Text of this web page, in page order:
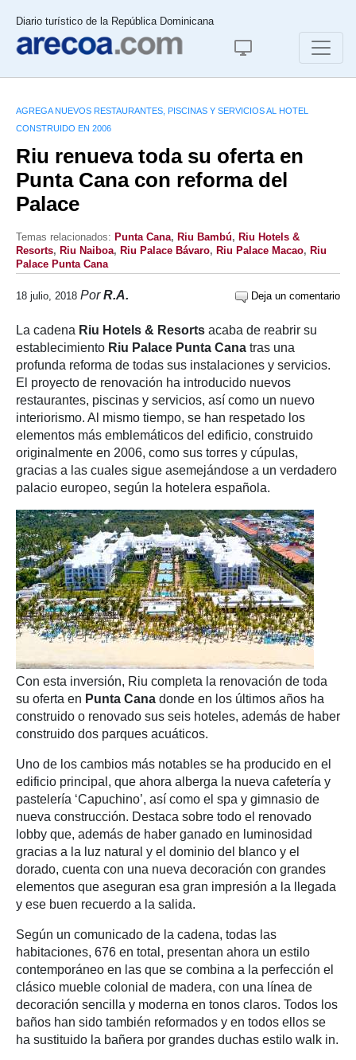
Diario turístico de la República Dominicana
AGREGA NUEVOS RESTAURANTES, PISCINAS Y SERVICIOS AL HOTEL
CONSTRUIDO EN 2006
Riu renueva toda su oferta en
Punta Cana con reforma del
Palace
Temas relacionados: Punta Cana, Riu Bambú, Riu Hotels &
Resorts, Riu Naiboa, Riu Palace Bávaro, Riu Palace Macao, Riu
Palace Punta Cana
18 julio, 2018 PorR.A. Deja un comentario
La cadena Riu Hotels & Resorts acaba de reabrir su
establecimiento Riu Palace Punta Cana tras una
profunda reforma de todas sus instalaciones y servicios.
El proyecto de renovación ha introducido nuevos
restaurantes, piscinas y servicios, así como un nuevo
interiorismo. Al mismo tiempo, se han respetado los
elementos más emblemáticos del edificio, construido
originalmente en 2006, como sus torres y cúpulas,
gracias a las cuales sigue asemejándose a un verdadero
palacio europeo, según la hotelera española.
Con esta inversión, Riu completa la renovación de toda
su oferta en Punta Cana donde en los últimos años ha
construido o renovado sus seis hoteles, además de haber
construido dos parques acuáticos.
Uno de los cambios más notables se ha producido en el
edificio principal, que ahora alberga la nueva cafetería y
pastelería ‘Capuchino’, así como el spa y gimnasio de
nueva construcción. Destaca sobre todo el renovado
lobby que, además de haber ganado en luminosidad
gracias a la luz natural y el dominio del blanco y el
dorado, cuenta con una nueva decoración con grandes
elementos que aseguran esa gran impresión a la llegada
y ese buen recuerdo a la salida.
Según un comunicado de la cadena, todas las
habitaciones, 676 en total, presentan ahora un estilo
contemporáneo en las que se combina a la perfección el
clásico mueble colonial de madera, con una línea de
decoración sencilla y moderna en tonos claros. Todos los
baños han sido también reformados y en todos ellos se
ha sustituido la bañera por grandes duchas estilo walk in.